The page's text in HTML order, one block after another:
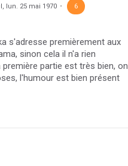
, lun. 25 mai 1970 6
s'adresse premièrement aux
sinon cela il n'a rien
première partie est très bien, on
l'humour est bien présent